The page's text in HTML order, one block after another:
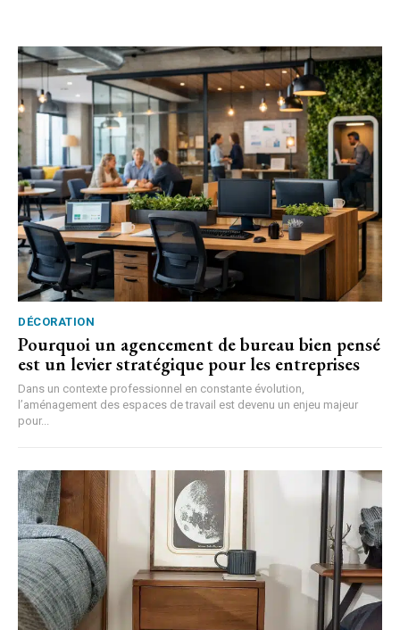
DÉCORATION
Pourquoi un agencement de bureau bien pensé
est un levier stratégique pour les entreprises
Dans un contexte professionnel en constante évolution,
l’aménagement des espaces de travail est devenu un enjeu majeur
pour...